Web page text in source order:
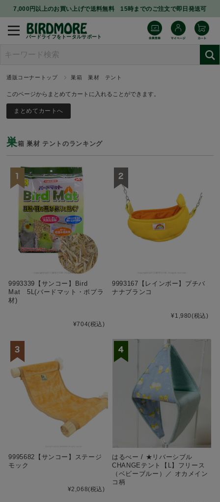
7,000円以上のお買い上げで送料無料 15時までのご注文で即日発送可
バードライフをトータルサポート
通販コーナートップ 巣箱 巣材 テント
このページからまとめてカートに入れることができます。
巣箱 巣材 テントのランキング
9993339【サンコー】Bird
Mat 5L(バードマット・ポプラ
材)
¥704(税込)
9993167【レインボー】プチバ
ナナブランコ
¥1,980(税込)
9995682【サンコー】ステージ
モック
¥2,068(税込)
はるべー / ★リバーシブル
CHANGEテント【L】フリース
（ベビーブルー）／ オカメイン
コ柄